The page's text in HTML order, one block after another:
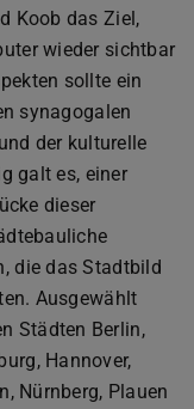
Koob das Ziel,
wieder sichtbar
sollte ein
synagogalen
der kulturelle
galt es, einer
dieser
die das Stadtbild
Ausgewählt
Städten Berlin,
Hannover,
Nürnberg, Plauen